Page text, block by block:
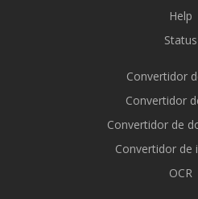
Help
Status
Convertidor
Convertidor
Convertidor de
Convertidor de
OCR